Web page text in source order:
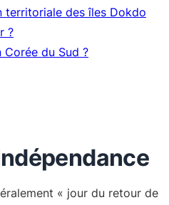
territoriale des îles Dokdo
?
du Sud ?
« jour du retour de